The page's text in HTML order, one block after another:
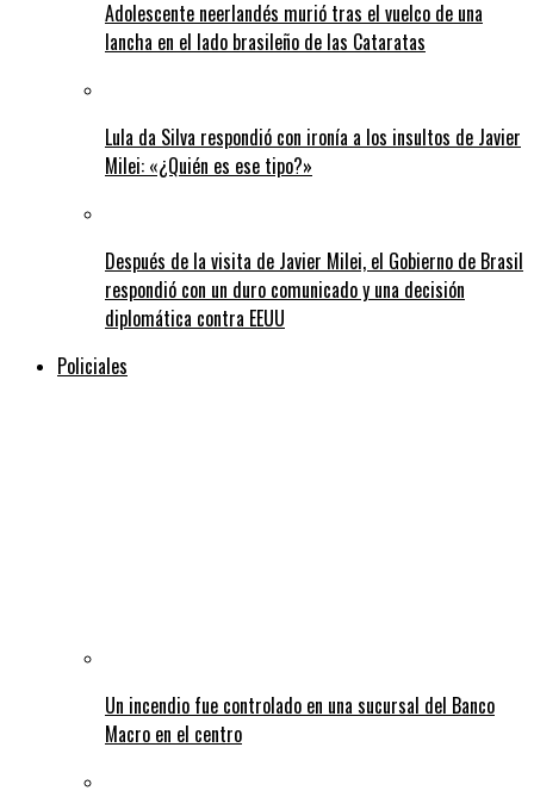
Adolescente neerlandés murió tras el vuelco de una
lancha en el lado brasileño de las Cataratas
Lula da Silva respondió con ironía a los insultos de Javier
Milei: «¿Quién es ese tipo?»
Después de la visita de Javier Milei, el Gobierno de Brasil
respondió con un duro comunicado y una decisión
diplomática contra EEUU
Policiales
Un incendio fue controlado en una sucursal del Banco
Macro en el centro